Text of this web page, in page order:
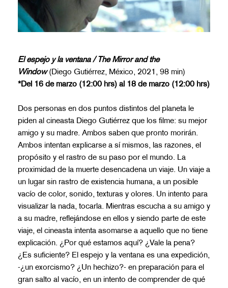
El espejo y la ventana / The Mirror and the
Window(Diego Gutiérrez, México, 2021, 98 min)
*Del 16 de marzo (12:00 hrs) al 18 de marzo (12:00 hrs)
Dos personas en dos puntos distintos del planeta le
piden al cineasta Diego Gutiérrez que los filme: su mejor
amigo y su madre. Ambos saben que pronto morirán.
Ambos intentan explicarse a sí mismos, las razones, el
propósito y el rastro de su paso por el mundo. La
proximidad de la muerte desencadena un viaje. Un viaje a
un lugar sin rastro de existencia humana, a un posible
vacío de color, sonido, texturas y olores. Un intento para
visualizar la nada, tocarla. Mientras escucha a su amigo y
a su madre, reflejándose en ellos y siendo parte de este
viaje, el cineasta intenta asomarse a aquello que no tiene
explicación. ¿Por qué estamos aquí? ¿Vale la pena?
¿Es suficiente? El espejo y la ventana es una expedición,
-¿un exorcismo? ¿Un hechizo?- en preparación para el
gran salto al vacío, en un intento de comprender de qué